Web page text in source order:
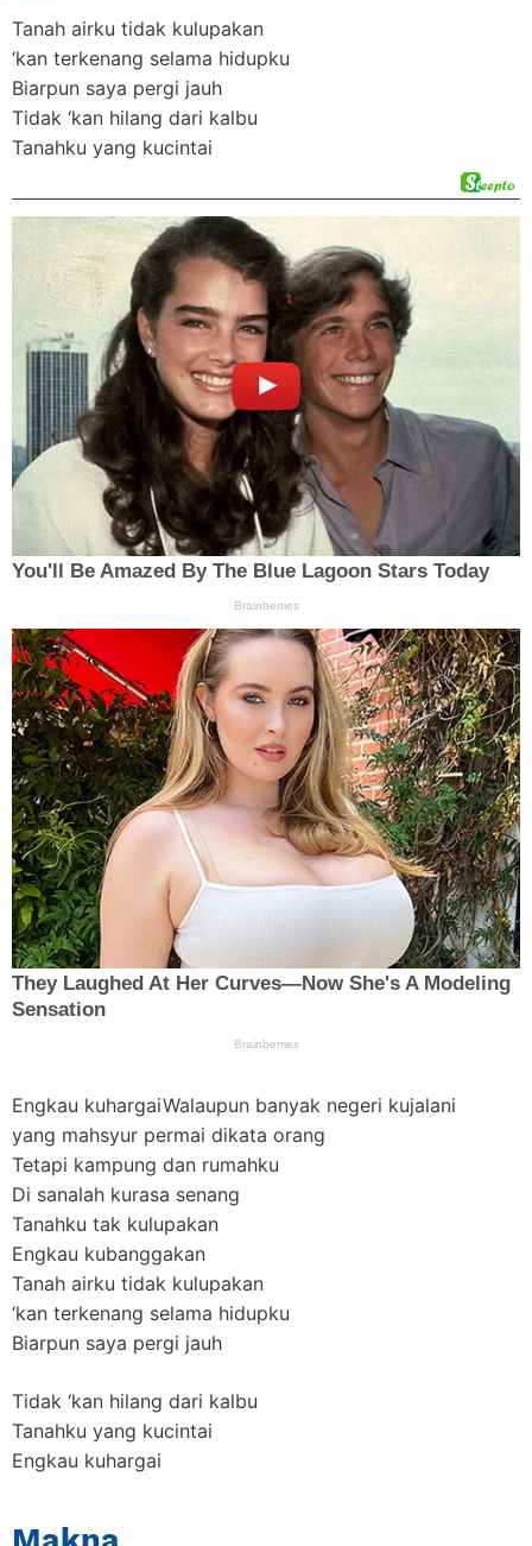
Tanah airku tidak kulupakan
‘kan terkenang selama hidupku
Biarpun saya pergi jauh
Tidak ‘kan hilang dari kalbu
Tanahku yang kucintai
Engkau kuhargaiWalaupun banyak negeri kujalani
yang mahsyur permai dikata orang
Tetapi kampung dan rumahku
Di sanalah kurasa senang
Tanahku tak kulupakan
Engkau kubanggakan
Tanah airku tidak kulupakan
‘kan terkenang selama hidupku
Biarpun saya pergi jauh
Tidak ‘kan hilang dari kalbu
Tanahku yang kucintai
Engkau kuhargai